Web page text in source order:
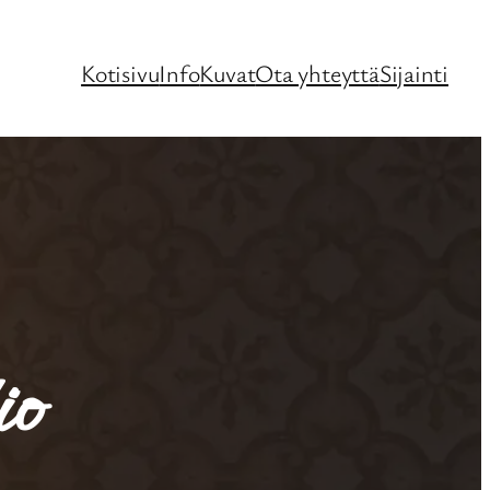
KotisivuInfoKuvatOta yhteyttäSijainti